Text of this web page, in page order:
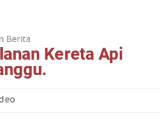
Berita
Kereta Api